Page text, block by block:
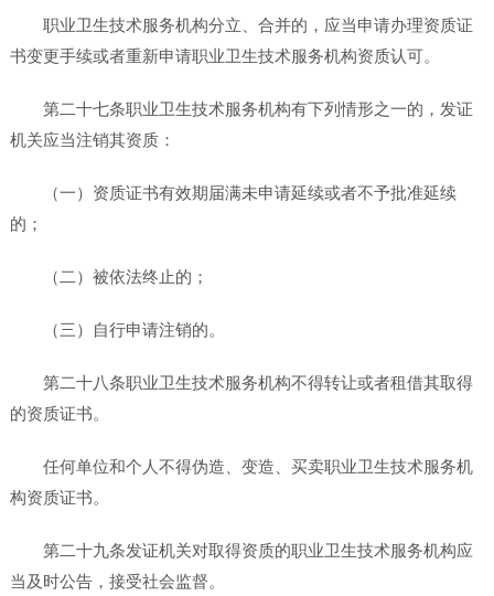
职业卫生技术服务机构分立、合并的，应当申请办理资质证
书变更手续或者重新申请职业卫生技术服务机构资质认可。
第二十七条职业卫生技术服务机构有下列情形之一的，发证
机关应当注销其资质：
（一）资质证书有效期届满未申请延续或者不予批准延续
的；
（二）被依法终止的；
（三）自行申请注销的。
第二十八条职业卫生技术服务机构不得转让或者租借其取得
的资质证书。
任何单位和个人不得伪造、变造、买卖职业卫生技术服务机
构资质证书。
第二十九条发证机关对取得资质的职业卫生技术服务机构应
当及时公告，接受社会监督。